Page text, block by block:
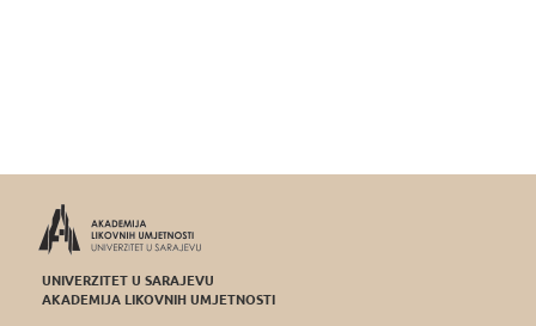
UNIVERZITET U SARAJEVU
AKADEMIJA LIKOVNIH UMJETNOSTI